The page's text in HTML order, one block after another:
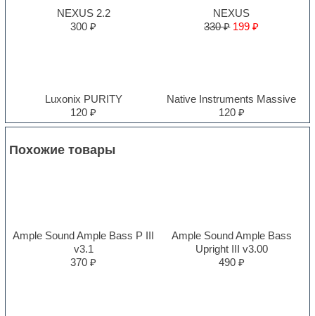
NEXUS 2.2
300 ₽
NEXUS
330 ₽ 199 ₽
Luxonix PURITY
120 ₽
Native Instruments Massive
120 ₽
Похожие товары
Ample Sound Ample Bass P III
v3.1
370 ₽
Ample Sound Ample Bass
Upright III v3.00
490 ₽